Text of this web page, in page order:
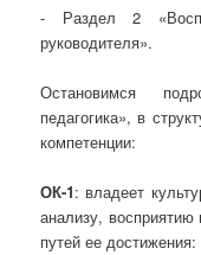
- Раздел 2
руководителя».
Остановимся
педагогика», в
компетенции:
ОК-1: владеет
анализу,
путей ее достижения: